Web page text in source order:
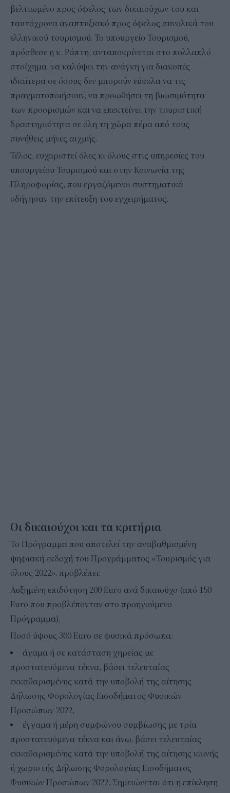
βελτιωμένο προς όφελος των δικαιούχων του και
ταυτόχρονα αναπτυξιακό προς όφελος συνολικά του
ελληνικού τουρισμού. Το υπουργείο Τουρισμού,
πρόσθεσε η κ. Ράπτη, ανταποκρίνεται στο πολλαπλό
στοίχημα, να καλύψει την ανάγκη για διακοπές
ιδιαίτερα σε όσους δεν μπορούν εύκολα να τις
πραγματοποιήσουν, να προωθήσει τη βιωσιμότητα
των προορισμών και να επεκτείνει την τουριστική
δραστηριότητα σε όλη τη χώρα πέρα από τους
συνήθεις μήνες αιχμής.
Τέλος, ευχαριστεί όλες κι όλους στις υπηρεσίες του
υπουργείου Τουρισμού και στην Κοινωνία της
Πληροφορίας, που εργαζόμενοι συστηματικά
οδήγησαν την επίτευξη του εγχειρήματος.
Οι δικαιούχοι και τα κριτήρια
Το Πρόγραμμα που αποτελεί την αναβαθμισμένη
ψηφιακή εκδοχή του Προγράμματος «Τουρισμός για
όλους 2022», προβλέπει:
Αυξημένη επιδότηση 200 Euro ανά δικαιούχο (από 150
Euro που προβλέπονταν στο προηγούμενο
Πρόγραμμα),
Ποσό ύψους 300 Euro σε φυσικά πρόσωπα:
άγαμα ή σε κατάσταση χηρείας με
προστατευόμενα τέκνα, βάσει τελευταίας
εκκαθαρισμένης κατά την υποβολή της αίτησης
Δήλωσης Φορολογίας Εισοδήματος Φυσικών
Προσώπων 2022,
έγγαμα ή μέρη συμφώνου συμβίωσης με τρία
προστατευόμενα τέκνα και άνω, βάσει τελευταίας
εκκαθαρισμένης κατά την υποβολή της αίτησης κοινής
ή χωριστής Δήλωσης Φορολογίας Εισοδήματος
Φυσικών Προσώπων 2022. Σημειώνεται ότι η επίκληση